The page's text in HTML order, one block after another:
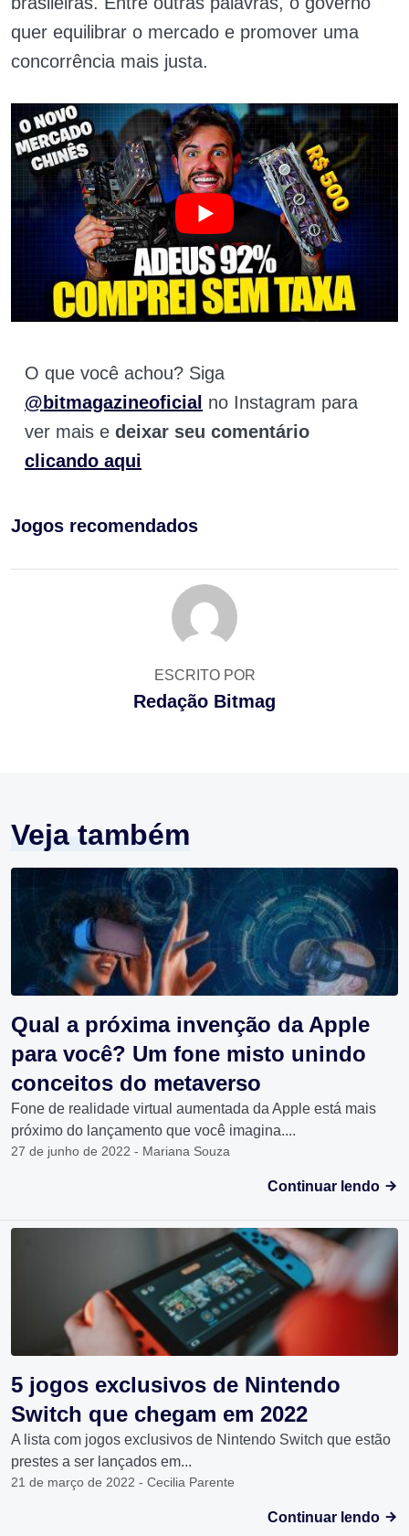
quer equilibrar o mercado e promover uma
concorrência mais justa.
O que você achou? Siga
@bitmagazineoficial no Instagram para
ver mais e deixar seu comentário
clicando aqui
Jogos recomendados
ESCRITO POR
Redação Bitmag
Veja também
Qual a próxima invenção da Apple
para você? Um fone misto unindo
conceitos do metaverso
Fone de realidade virtual aumentada da Apple está mais
próximo do lançamento que você imagina....
27 de junho de 2022 - Mariana Souza
Continuar lendo
5 jogos exclusivos de Nintendo
Switch que chegam em 2022
A lista com jogos exclusivos de Nintendo Switch que estão
prestes a ser lançados em...
21 de março de 2022 - Cecilia Parente
Continuar lendo